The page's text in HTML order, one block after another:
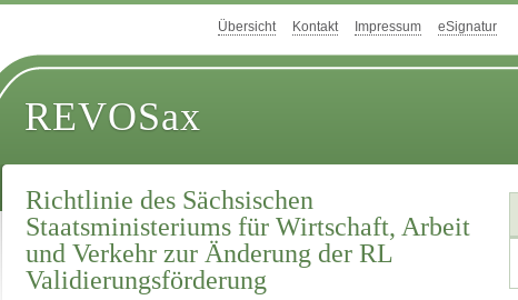
Übersicht Kontakt Impressum eSignatur
REVOSax
Richtlinie des Sächsischen
Staatsministeriums für Wirtschaft, Arbeit
und Verkehr zur Änderung der RL
Validierungsförderung